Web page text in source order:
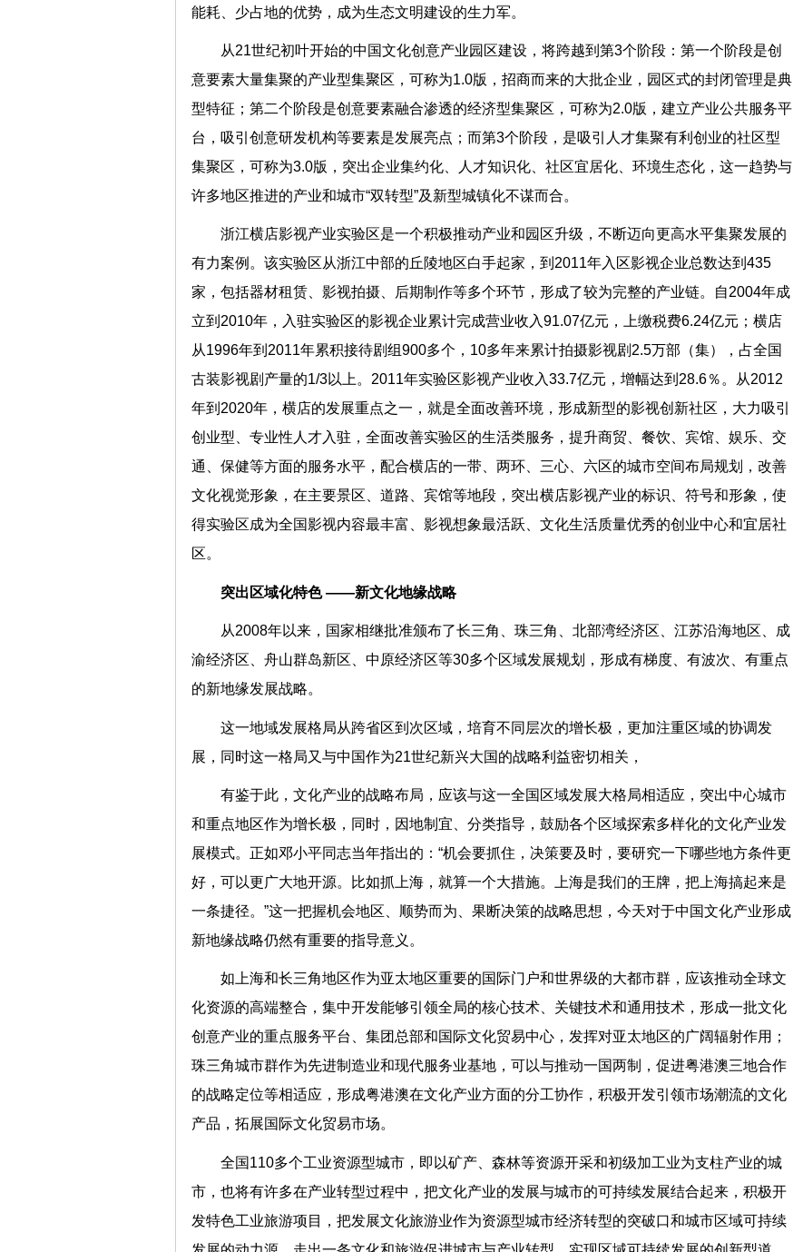
能耗、少占地的优势，成为生态文明建设的生力军。
从21世纪初叶开始的中国文化创意产业园区建设，将跨越到第3个阶段：第一个阶段是创
意要素大量集聚的产业型集聚区，可称为1.0版，招商而来的大批企业，园区式的封闭管理是典
型特征；第二个阶段是创意要素融合渗透的经济型集聚区，可称为2.0版，建立产业公共服务平
台，吸引创意研发机构等要素是发展亮点；而第3个阶段，是吸引人才集聚有利创业的社区型
集聚区，可称为3.0版，突出企业集约化、人才知识化、社区宜居化、环境生态化，这一趋势与
许多地区推进的产业和城市“双转型”及新型城镇化不谋而合。
浙江横店影视产业实验区是一个积极推动产业和园区升级，不断迈向更高水平集聚发展的
有力案例。该实验区从浙江中部的丘陵地区白手起家，到2011年入区影视企业总数达到435
家，包括器材租赁、影视拍摄、后期制作等多个环节，形成了较为完整的产业链。自2004年成
立到2010年，入驻实验区的影视企业累计完成营业收入91.07亿元，上缴税费6.24亿元；横店
从1996年到2011年累积接待剧组900多个，10多年来累计拍摄影视剧2.5万部（集），占全国
古装影视剧产量的1/3以上。2011年实验区影视产业收入33.7亿元，增幅达到28.6％。从2012
年到2020年，横店的发展重点之一，就是全面改善环境，形成新型的影视创新社区，大力吸引
创业型、专业性人才入驻，全面改善实验区的生活类服务，提升商贸、餐饮、宾馆、娱乐、交
通、保健等方面的服务水平，配合横店的一带、两环、三心、六区的城市空间布局规划，改善
文化视觉形象，在主要景区、道路、宾馆等地段，突出横店影视产业的标识、符号和形象，使
得实验区成为全国影视内容最丰富、影视想象最活跃、文化生活质量优秀的创业中心和宜居社
区。
突出区域化特色 ——新文化地缘战略
从2008年以来，国家相继批准颁布了长三角、珠三角、北部湾经济区、江苏沿海地区、成
渝经济区、舟山群岛新区、中原经济区等30多个区域发展规划，形成有梯度、有波次、有重点
的新地缘发展战略。
这一地域发展格局从跨省区到次区域，培育不同层次的增长极，更加注重区域的协调发
展，同时这一格局又与中国作为21世纪新兴大国的战略利益密切相关，
有鉴于此，文化产业的战略布局，应该与这一全国区域发展大格局相适应，突出中心城市
和重点地区作为增长极，同时，因地制宜、分类指导，鼓励各个区域探索多样化的文化产业发
展模式。正如邓小平同志当年指出的：“机会要抓住，决策要及时，要研究一下哪些地方条件更
好，可以更广大地开源。比如抓上海，就算一个大措施。上海是我们的王牌，把上海搞起来是
一条捷径。”这一把握机会地区、顺势而为、果断决策的战略思想，今天对于中国文化产业形成
新地缘战略仍然有重要的指导意义。
如上海和长三角地区作为亚太地区重要的国际门户和世界级的大都市群，应该推动全球文
化资源的高端整合，集中开发能够引领全局的核心技术、关键技术和通用技术，形成一批文化
创意产业的重点服务平台、集团总部和国际文化贸易中心，发挥对亚太地区的广阔辐射作用；
珠三角城市群作为先进制造业和现代服务业基地，可以与推动一国两制，促进粤港澳三地合作
的战略定位等相适应，形成粤港澳在文化产业方面的分工协作，积极开发引领市场潮流的文化
产品，拓展国际文化贸易市场。
全国110多个工业资源型城市，即以矿产、森林等资源开采和初级加工业为支柱产业的城
市，也将有许多在产业转型过程中，把文化产业的发展与城市的可持续发展结合起来，积极开
发特色工业旅游项目，把发展文化旅游业作为资源型城市经济转型的突破口和城市区域可持续